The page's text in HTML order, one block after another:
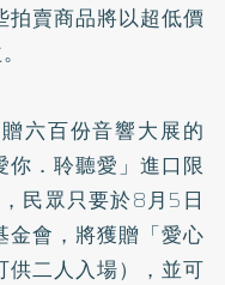
拍賣商品將以超低價
六百份音響大展的
你．聆聽愛」進口限
民眾只要於8月5日
金會，將獲贈「愛心
供二人入場），並可